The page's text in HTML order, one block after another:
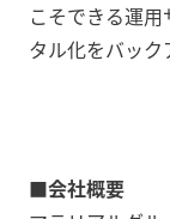
こそできる運
タル化をバック
■会社概要